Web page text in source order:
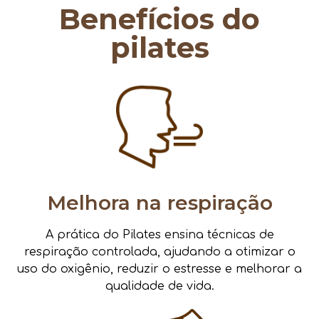
Benefícios do
pilates
Melhora na respiração
A prática do Pilates ensina técnicas de
respiração controlada, ajudando a otimizar o
uso do oxigênio, reduzir o estresse e melhorar a
qualidade de vida.